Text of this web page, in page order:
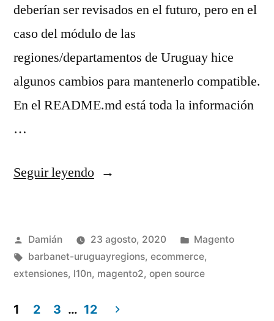
deberían ser revisados en el futuro, pero en el
caso del módulo de las
regiones/departamentos de Uruguay hice
algunos cambios para mantenerlo compatible.
En el README.md está toda la información
…
Seguir leyendo«Barbanet_UruguayRegions
Publicado
por
Damián 23 agosto, 2020
Publicado
en
Magento
Etiquetas:
barbanet-uruguayregions, ecommerce,
extensiones, l10n, magento2, open source
1 2 3 … 12